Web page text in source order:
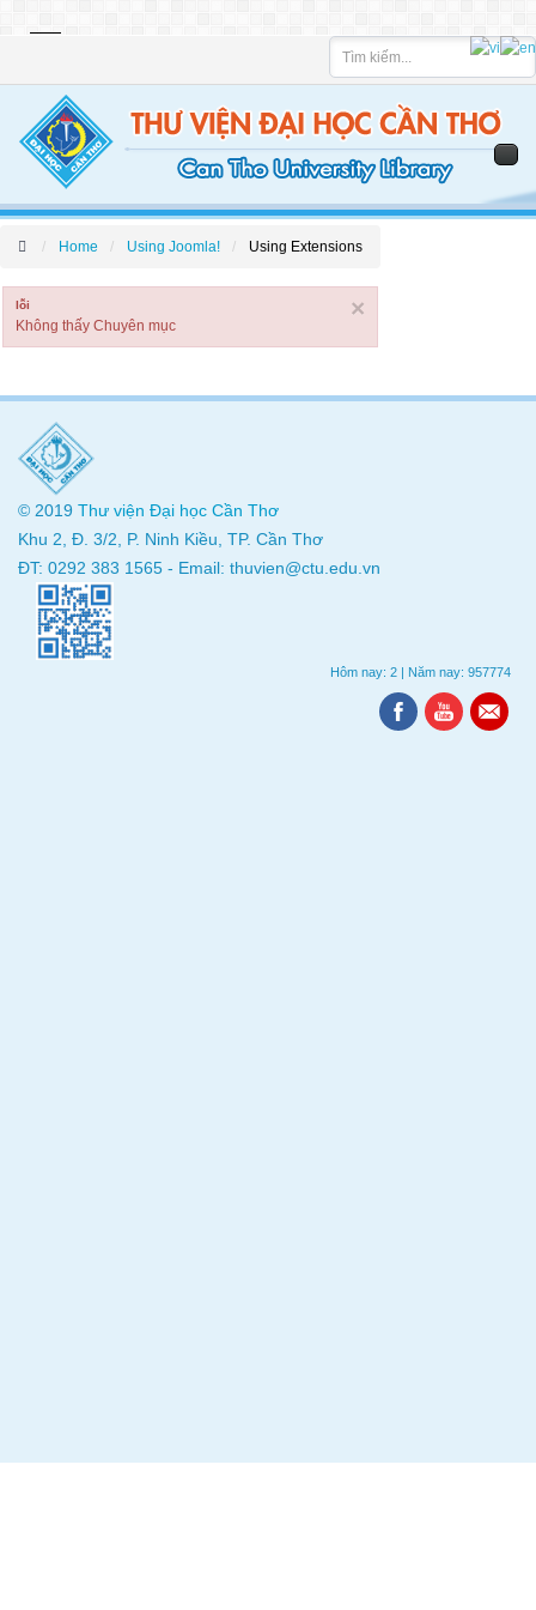
Home Using Joomla! Using Extensions
×
lỗi
Không thấy Chuyên mục
© 2019 Thư viện Đại học Cần Thơ
Khu 2, Đ. 3/2, P. Ninh Kiều, TP. Cần Thơ
ĐT: 0292 383 1565 - Email: thuvien@ctu.edu.vn
Hôm nay: 2 | Năm nay: 957774